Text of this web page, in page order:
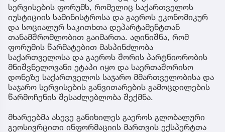
სერვისების ფორუმს, რომელიც საქართველოს
იუსტიციის სამინისტროსა და გაეროს ეკონომიკურ
და სოციალურ საკითხთა დეპარტამენტთან
თანამშრომლობით გაიმართა. აღინიშნა, რომ
ფორუმის წარმატებით მასპინძლობა
საქართველოსა და გაეროს შორის პარტნიორობის
მნიშვნელოვანი ეტაპი იყო და საერთაშორისო
დონეზე საქართველოს საჯარო მმართველობისა და
საჯარო სერვისების განვითარების გამოცდილების
წარმოჩენის შესაძლებლობა შექმნა.
მხარეებმა ასევე განიხილეს გაეროს გლობალური
გეოსივრცითი ინფორმაციის მართვის ექსპერტთა